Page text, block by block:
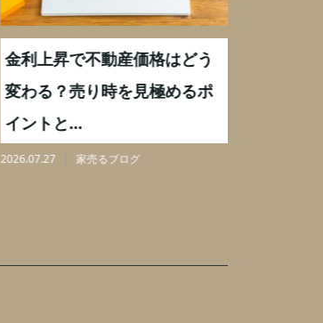
金利上昇で不動産価格はどう
変わる？売り時を見極めるポ
イントと...
2026.07.27 家売るブログ